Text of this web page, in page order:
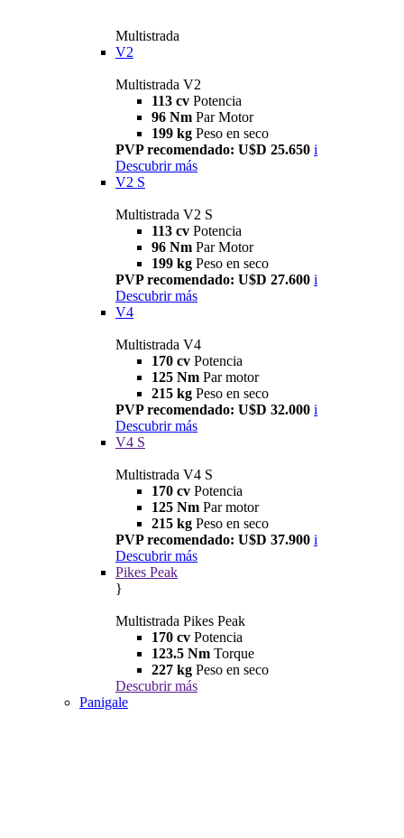
Multistrada
V2
Multistrada V2
113 cv Potencia
96 Nm Par Motor
199 kg Peso en seco
PVP recomendado: U$D 25.650 i
Descubrir más
V2 S
Multistrada V2 S
113 cv Potencia
96 Nm Par Motor
199 kg Peso en seco
PVP recomendado: U$D 27.600 i
Descubrir más
V4
Multistrada V4
170 cv Potencia
125 Nm Par motor
215 kg Peso en seco
PVP recomendado: U$D 32.000 i
Descubrir más
V4 S
Multistrada V4 S
170 cv Potencia
125 Nm Par motor
215 kg Peso en seco
PVP recomendado: U$D 37.900 i
Descubrir más
Pikes Peak
}
Multistrada Pikes Peak
170 cv Potencia
123.5 Nm Torque
227 kg Peso en seco
Descubrir más
Panigale